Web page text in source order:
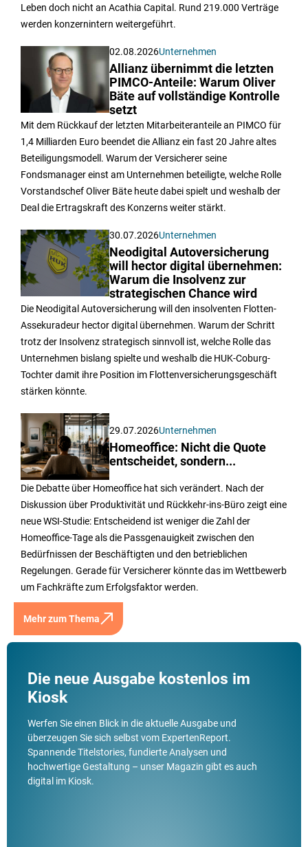
Leben doch nicht an Acathia Capital. Rund 219.000 Verträge
werden konzernintern weitergeführt.
02.08.2026Unternehmen
Allianz übernimmt die letzten
PIMCO-Anteile: Warum Oliver
Bäte auf vollständige Kontrolle
setzt
Mit dem Rückkauf der letzten Mitarbeiteranteile an PIMCO für
1,4 Milliarden Euro beendet die Allianz ein fast 20 Jahre altes
Beteiligungsmodell. Warum der Versicherer seine
Fondsmanager einst am Unternehmen beteiligte, welche Rolle
Vorstandschef Oliver Bäte heute dabei spielt und weshalb der
Deal die Ertragskraft des Konzerns weiter stärkt.
30.07.2026Unternehmen
Neodigital Autoversicherung
will hector digital übernehmen:
Warum die Insolvenz zur
strategischen Chance wird
Die Neodigital Autoversicherung will den insolventen Flotten-
Assekuradeur hector digital übernehmen. Warum der Schritt
trotz der Insolvenz strategisch sinnvoll ist, welche Rolle das
Unternehmen bislang spielte und weshalb die HUK-Coburg-
Tochter damit ihre Position im Flottenversicherungsgeschäft
stärken könnte.
29.07.2026Unternehmen
Homeoffice: Nicht die Quote
entscheidet, sondern...
Die Debatte über Homeoffice hat sich verändert. Nach der
Diskussion über Produktivität und Rückkehr-ins-Büro zeigt eine
neue WSI-Studie: Entscheidend ist weniger die Zahl der
Homeoffice-Tage als die Passgenauigkeit zwischen den
Bedürfnissen der Beschäftigten und den betrieblichen
Regelungen. Gerade für Versicherer könnte das im Wettbewerb
um Fachkräfte zum Erfolgsfaktor werden.
Mehr zum Thema
Die neue Ausgabe kostenlos im
Kiosk
Werfen Sie einen Blick in die aktuelle Ausgabe und
überzeugen Sie sich selbst vom ExpertenReport.
Spannende Titelstories, fundierte Analysen und
hochwertige Gestaltung – unser Magazin gibt es auch
digital im Kiosk.